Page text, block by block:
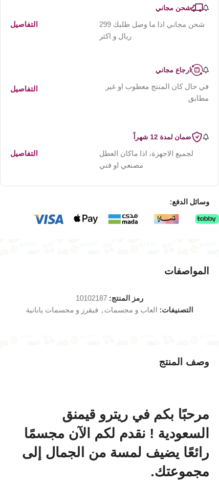
شحن مجاني
شحن مجاني اذا ما وصل طلبك 299
ريال و اكثر
التفاصيل
ارجاع مجاني
في حال كان المنتج معطوب او غير
مطابق
التفاصيل
ضمان لمدة 12 شهراً
لجميع الاجهزة، اذا ماكان العطل
مصنعي او فني
التفاصيل
وسائل الدفع:
وصف المنتج
مرحبًا بكم في ريترو قيمنق
السعودية ! نقدم لكم الآن مجسمًا
رائعًا يضيف لمسة من الجمال إلى
مجموعتك.
المواصفات
رمز المنتج: 10102187
التصنيفات: العاب و مجسمات , فيقرز و مجسمات يابانية